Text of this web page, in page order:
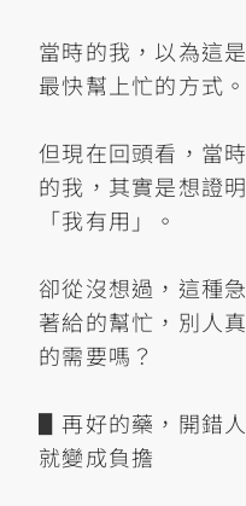
當時的我，以為這是
最快幫上忙的方式。
但現在回頭看，當時
的我，其實是想證明
「我有用」。
卻從沒想過，這種急
著給的幫忙，別人真
的需要嗎？
▋再好的藥，開錯人
就變成負擔